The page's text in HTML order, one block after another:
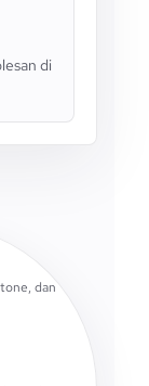
di
dan